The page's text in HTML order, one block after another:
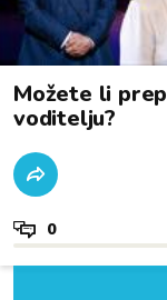
Možete li
voditelju?
0